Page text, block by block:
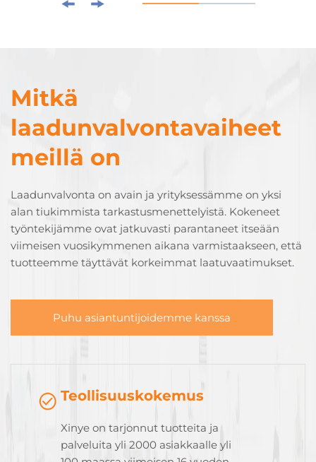
Mitkä
laadunvalvontavaiheet
meillä on
Laadunvalvonta on avain ja yrityksessämme on yksi
alan tiukimmista tarkastusmenettelyistä. Kokeneet
työntekijämme ovat jatkuvasti parantaneet itseään
viimeisen vuosikymmenen aikana varmistaakseen, että
tuotteemme täyttävät korkeimmat laatuvaatimukset.
Puhu asiantuntijoidemme kanssa
Teollisuuskokemus
Xinye on tarjonnut tuotteita ja
palveluita yli 2000 asiakkaalle yli